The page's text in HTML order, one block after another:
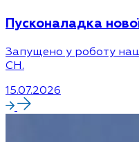
Пусконаладка
Запущено у роботу
CH.
15.07.2026